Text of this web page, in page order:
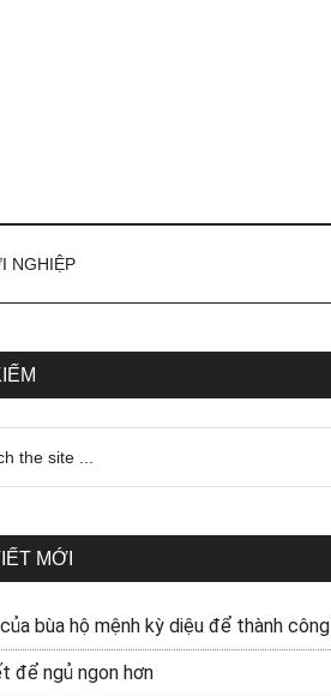
NGHIỆP
MỚI
bùa hộ mệnh kỳ diệu để thành công
để ngủ ngon hơn